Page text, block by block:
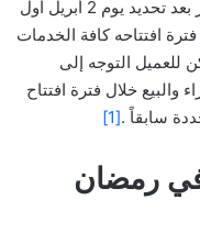
في مواعيد فتحه أو إغلاقه. وجاء هذا القرار بعد تحديد يوم 2 أبريل أول
افتتاحه كافة الخدمات
للعميل التوجه إلى
والبيع خلال فترة افتتاح
سابقاً .[1]
في رمضان